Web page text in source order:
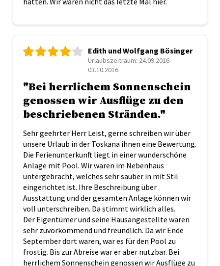
Edith und Wolfgang Bösinger
Urlaubszeitraum: 24.09.2016–
03.10.2016
"Bei herrlichem Sonnenschein
genossen wir Ausflüge zu den
beschriebenen Stränden."
Sehr geehrter Herr Leist, gerne schreiben wir über
unsere Urlaub in der Toskana ihnen eine Bewertung.
Die Ferienunterkunft liegt in einer wunderschöne
Anlage mit Pool. Wir waren im Nebenhaus
untergebracht, welches sehr sauber in mit Stil
eingerichtet ist. Ihre Beschreibung über
Ausstattung und der gesamten Anlage können wir
voll unterschreiben. Da stimmt wirklich alles.
Der Eigentümer und seine Hausangestellte waren
sehr zuvorkommend und freundlich. Da wir Ende
September dort waren, war es für den Pool zu
frostig. Bis zur Abreise war er aber nutzbar. Bei
herrlichem Sonnenschein genossen wir Ausflüge zu